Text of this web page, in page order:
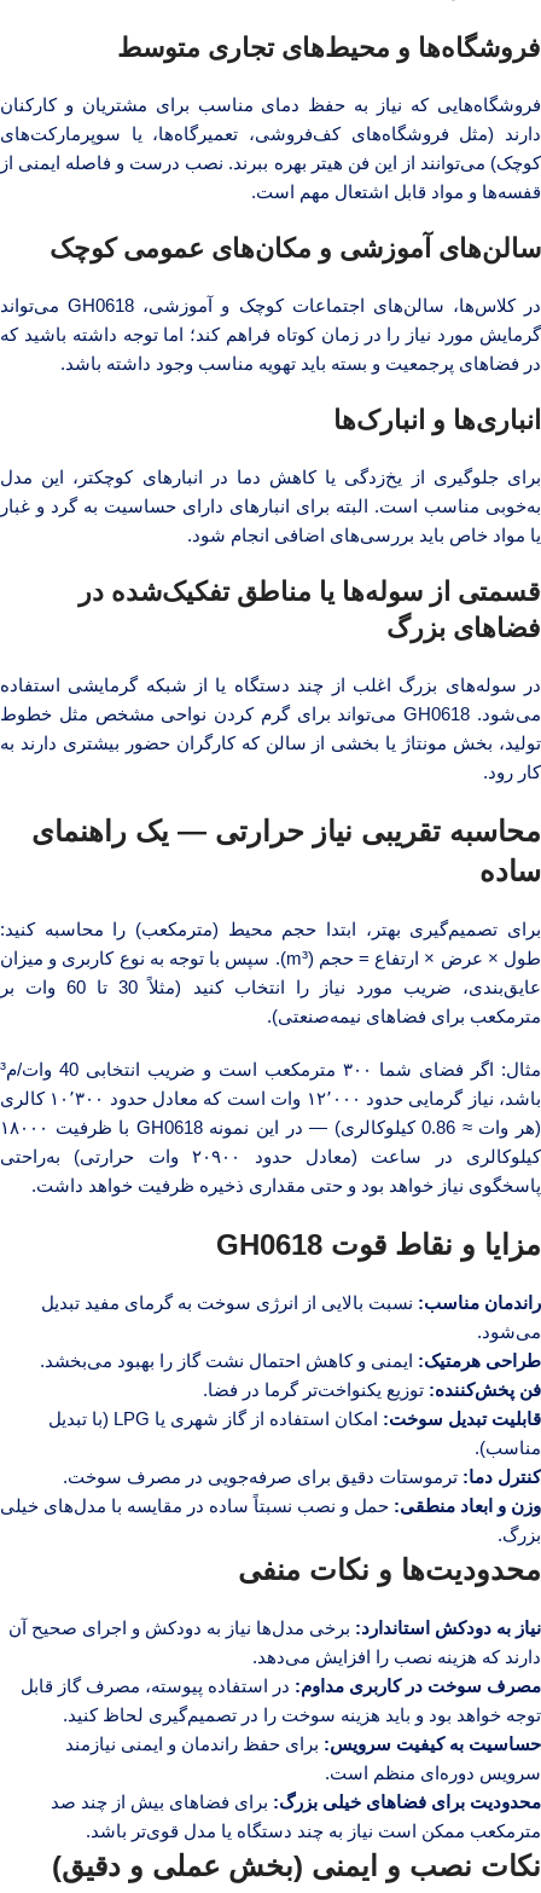
فروشگاه‌ها و محیط‌های تجاری متوسط
فروشگاه‌هایی که نیاز به حفظ دمای مناسب برای مشتریان و کارکنان
دارند (مثل فروشگاه‌های کف‌فروشی، تعمیرگاه‌ها، یا سوپرمارکت‌های
کوچک) می‌توانند از این فن هیتر بهره ببرند. نصب درست و فاصله ایمنی از
قفسه‌ها و مواد قابل اشتعال مهم است.
سالن‌های آموزشی و مکان‌های عمومی کوچک
در کلاس‌ها، سالن‌های اجتماعات کوچک و آموزشی، GH0618 می‌تواند
گرمایش مورد نیاز را در زمان کوتاه فراهم کند؛ اما توجه داشته باشید که
در فضاهای پرجمعیت و بسته باید تهویه مناسب وجود داشته باشد.
انباری‌ها و انبارک‌ها
برای جلوگیری از یخ‌زدگی یا کاهش دما در انبارهای کوچکتر، این مدل
به‌خوبی مناسب است. البته برای انبارهای دارای حساسیت به گرد و غبار
یا مواد خاص باید بررسی‌های اضافی انجام شود.
قسمتی از سوله‌ها یا مناطق تفکیک‌شده در
فضاهای بزرگ
در سوله‌های بزرگ اغلب از چند دستگاه یا از شبکه گرمایشی استفاده
می‌شود. GH0618 می‌تواند برای گرم کردن نواحی مشخص مثل خطوط
تولید، بخش مونتاژ یا بخشی از سالن که کارگران حضور بیشتری دارند به
کار رود.
محاسبه تقریبی نیاز حرارتی — یک راهنمای
ساده
برای تصمیم‌گیری بهتر، ابتدا حجم محیط (مترمکعب) را محاسبه کنید:
طول × عرض × ارتفاع = حجم (m³). سپس با توجه به نوع کاربری و میزان
عایق‌بندی، ضریب مورد نیاز را انتخاب کنید (مثلاً 30 تا 60 وات بر
مترمکعب برای فضاهای نیمه‌صنعتی).
مثال: اگر فضای شما ۳۰۰ مترمکعب است و ضریب انتخابی 40 وات/م³
باشد، نیاز گرمایی حدود ۱۲٬۰۰۰ وات است که معادل حدود ۱۰٬۳۰۰ کالری
(هر وات ≈ 0.86 کیلوکالری) — در این نمونه GH0618 با ظرفیت ۱۸۰۰۰
کیلوکالری در ساعت (معادل حدود ۲۰۹۰۰ وات حرارتی) به‌راحتی
پاسخگوی نیاز خواهد بود و حتی مقداری ذخیره ظرفیت خواهد داشت.
مزایا و نقاط قوت GH0618
راندمان مناسب: نسبت بالایی از انرژی سوخت به گرمای مفید تبدیل
می‌شود.
طراحی هرمتیک: ایمنی و کاهش احتمال نشت گاز را بهبود می‌بخشد.
فن پخش‌کننده: توزیع یکنواخت‌تر گرما در فضا.
قابلیت تبدیل سوخت:
امکان استفاده از گاز شهری یا LPG (با تبدیل
مناسب).
کنترل دما: ترموستات دقیق برای صرفه‌جویی در مصرف سوخت.
وزن و ابعاد منطقی: حمل و نصب نسبتاً ساده در مقایسه با مدل‌های خیلی
بزرگ.
محدودیت‌ها و نکات منفی
نیاز به دودکش استاندارد: برخی مدل‌ها نیاز به دودکش و اجرای صحیح آن
دارند که هزینه نصب را افزایش می‌دهد.
مصرف سوخت در کاربری مداوم: در استفاده پیوسته، مصرف گاز قابل
توجه خواهد بود و باید هزینه سوخت را در تصمیم‌گیری لحاظ کنید.
حساسیت به کیفیت سرویس: برای حفظ راندمان و ایمنی نیازمند
سرویس دوره‌ای منظم است.
محدودیت برای فضاهای خیلی بزرگ: برای فضاهای بیش از چند صد
مترمکعب ممکن است نیاز به چند دستگاه یا مدل قوی‌تر باشد.
نکات نصب و ایمنی (بخش عملی و دقیق)